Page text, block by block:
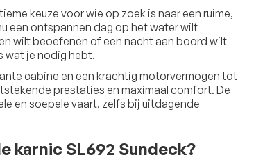
keuze voor wie op zoek is naar een ruime,
een ontspannen dag op het water wilt
wilt beoefenen of een nacht aan boord wilt
wat je nodig hebt.
cabine en een krachtig motorvermogen tot
prestaties en maximaal comfort. De
en soepele vaart, zelfs bij uitdagende
karnic SL692 Sundeck?